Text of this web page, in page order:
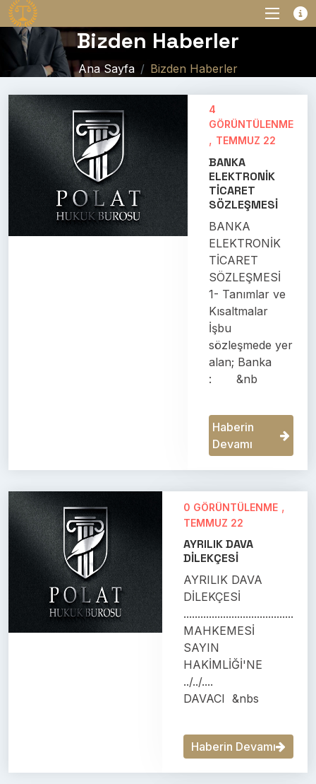
Bizden Haberler
Ana Sayfa Bizden Haberler
4
GÖRÜNTÜLENME
, TEMMUZ 22
BANKA
ELEKTRONİK
TİCARET
SÖZLEŞMESİ
BANKA
ELEKTRONİK
TİCARET
SÖZLEŞMESİ
1- Tanımlar ve
Kısaltmalar
İşbu
sözleşmede yer
alan; Banka
: &nb
Haberin
Devamı
0 GÖRÜNTÜLENME ,
TEMMUZ 22
AYRILIK DAVA
DİLEKÇESİ
AYRILIK DAVA
DİLEKÇESİ
.......................................
MAHKEMESİ
SAYIN
HAKİMLİĞİ'NE
../../....
DAVACI &nbs
Haberin Devamı